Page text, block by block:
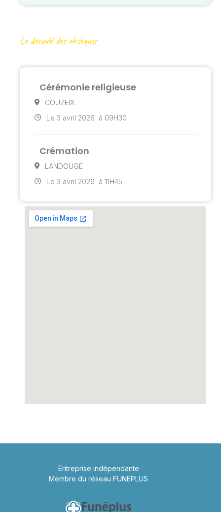
Le déroulé des obsèques
Cérémonie religieuse
COUZEIX
Le 3 avril 2026 à 09H30
Crémation
LANDOUGE
Le 3 avril 2026 à 11H45
Entreprise indépendante
Membre du réseau FUNEPLUS